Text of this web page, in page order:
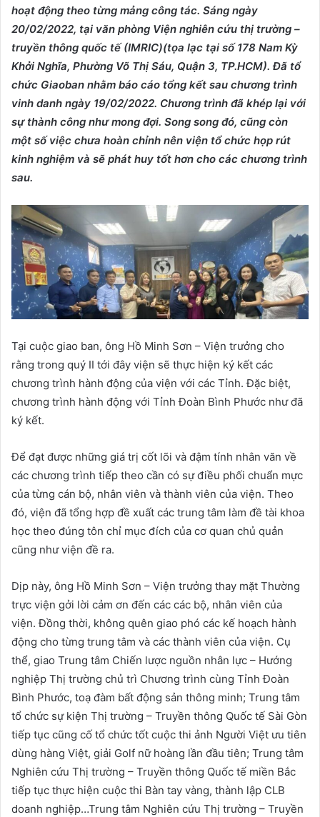
hoạt động theo từng mảng công tác. Sáng ngày
20/02/2022, tại văn phòng Viện nghiên cứu thị trường –
truyền thông quốc tế (IMRIC)(tọa lạc tại số 178 Nam Kỳ
Khởi Nghĩa, Phường Võ Thị Sáu, Quận 3, TP.HCM). Đã tổ
chức Giaoban nhằm báo cáo tổng kết sau chương trình
vinh danh ngày 19/02/2022. Chương trình đã khép lại với
sự thành công như mong đợi. Song song đó, cũng còn
một số việc chưa hoàn chỉnh nên viện tổ chức họp rút
kinh nghiệm và sẽ phát huy tốt hơn cho các chương trình
sau.
Tại cuộc giao ban, ông Hồ Minh Sơn – Viện trưởng cho
rằng trong quý II tới đây viện sẽ thực hiện ký kết các
chương trình hành động của viện với các Tỉnh. Đặc biệt,
chương trình hành động với Tỉnh Đoàn Bình Phước như đã
ký kết.
Để đạt được những giá trị cốt lõi và đậm tính nhân văn về
các chương trình tiếp theo cần có sự điều phối chuẩn mực
của từng cán bộ, nhân viên và thành viên của viện. Theo
đó, viện đã tổng hợp đề xuất các trung tâm làm đề tài khoa
học theo đúng tôn chỉ mục đích của cơ quan chủ quản
cũng như viện đề ra.
Dịp này, ông Hồ Minh Sơn – Viện trưởng thay mặt Thường
trực viện gởi lời cảm ơn đến các các bộ, nhân viên của
viện. Đồng thời, không quên giao phó các kế hoạch hành
động cho từng trung tâm và các thành viên của viện. Cụ
thể, giao Trung tâm Chiến lược nguồn nhân lực – Hướng
nghiệp Thị trường chủ trì Chương trình cùng Tỉnh Đoàn
Bình Phước, toạ đàm bất động sản thông minh; Trung tâm
tổ chức sự kiện Thị trường – Truyền thông Quốc tế Sài Gòn
tiếp tục cũng cố tổ chức tốt cuộc thi ảnh Người Việt ưu tiên
dùng hàng Việt, giải Golf nữ hoàng lần đầu tiên; Trung tâm
Nghiên cứu Thị trường – Truyền thông Quốc tế miền Bắc
tiếp tục thực hiện cuộc thi Bàn tay vàng, thành lập CLB
doanh nghiệp…Trung tâm Nghiên cứu Thị trường – Truyền